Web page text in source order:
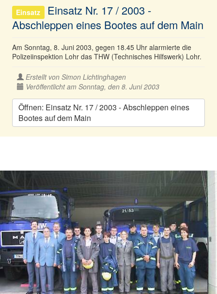
Einsatz
Einsatz Nr. 17 / 2003 -
Abschleppen eines Bootes auf dem Main
Am Sonntag, 8. Juni 2003, gegen 18.45 Uhr alarmierte die
Polizeiinspektion Lohr das THW (Technisches Hilfswerk) Lohr.
Erstellt von Simon Lichtinghagen
Veröffentlicht am Sonntag, den 8. Juni 2003
Öffnen: Einsatz Nr. 17 / 2003 - Abschleppen eines
Bootes auf dem Main